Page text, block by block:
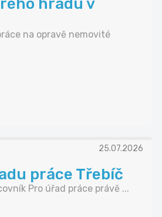
hradu v
na opravě nemovité
25.07.2026
práce Třebíč
Pro úřad práce právě ...